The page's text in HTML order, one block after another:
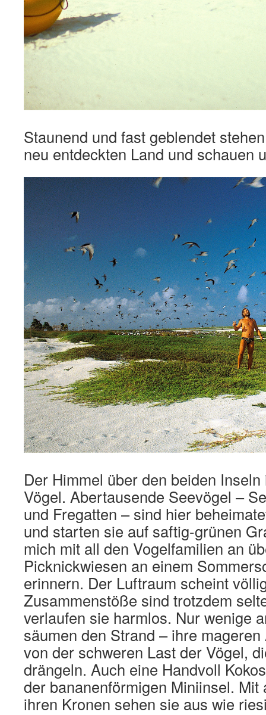
Staunend und fast geblendet
neu entdeckten Land und schauen
Der Himmel über den beiden
Vögel. Abertausende Seevögel –
und Fregatten – sind hier
und starten sie auf saftig-grünen
mich mit all den Vogelfamilien an
Picknickwiesen an einem
erinnern. Der Luftraum scheint
Zusammenstöße sind trotzdem
verlaufen sie harmlos. Nur wenige
säumen den Strand – ihre
von der schweren Last der Vögel,
drängeln. Auch eine Handvoll
der bananenförmigen Miniinsel.
ihren Kronen sehen sie aus wie